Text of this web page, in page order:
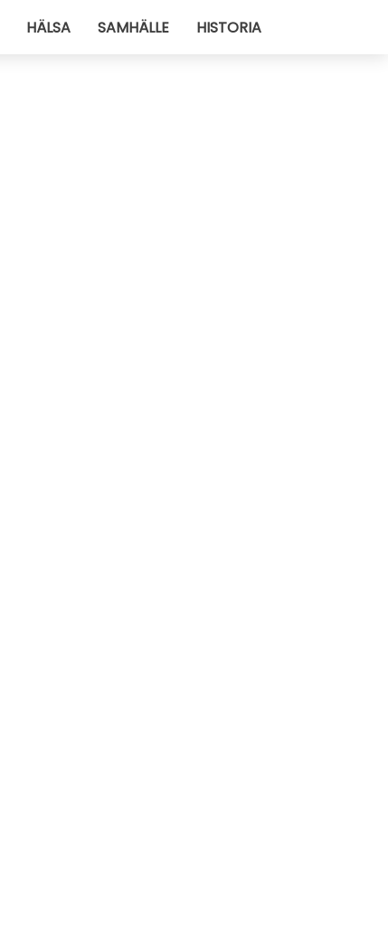
HÄLSA SAMHÄLLE HISTORIA